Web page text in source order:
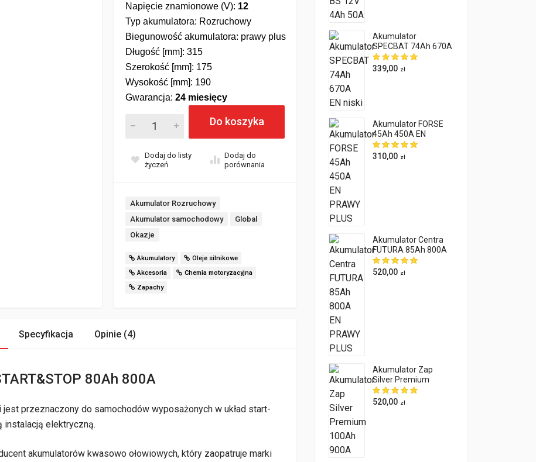
Napięcie znamionowe (V): 12
Typ akumulatora: Rozruchowy
Biegunowość akumulatora: prawy plus
Długość [mm]: 315
Szerokość [mm]: 175
Wysokość [mm]: 190
Gwarancja: 24 miesięcy
Do koszyka
Dodaj do listy
życzeń
Dodaj do
porównania
Tagi:
Akumulator Rozruchowy
Akumulator samochodowy
Global
Okazje
Akumulatory
Oleje silnikowe
Akcesoria
Chemia motoryzacyjna
Zapachy
Specyfikacja Opinie (4)
80Ah 800A
jest przeznaczony do samochodów wyposażonych w układ start-
instalacją elektryczną.
akumulatorów kwasowo ołowiowych, który zaopatruje marki
Akumulator
SPECBAT 74Ah 670A
EN niski
339,00 zł
Akumulator FORSE
45Ah 450A EN
PRAWY PLUS
310,00 zł
Akumulator Centra
FUTURA 85Ah 800A
EN PRAWY PLUS
520,00 zł
Akumulator Zap
Silver Premium
100Ah 900A
520,00 zł